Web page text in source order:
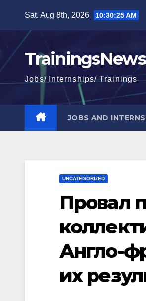
content
Sat. Aug 8th, 2026 10:30:26 AM
TrainingsNews
Jobs/ Internships/ Trainings
JOBS AND
UNCATEGORIZED
Провал
Англо-
их